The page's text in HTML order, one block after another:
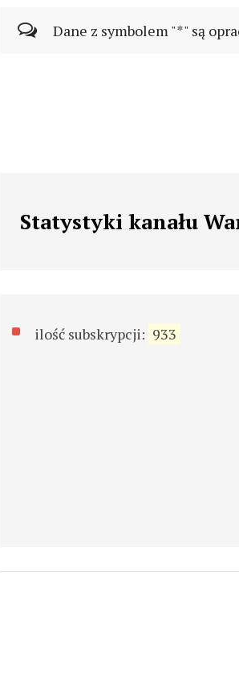
Dane z symbolem "*" są
Statystyki kanału
ilość subskrypcji: 933